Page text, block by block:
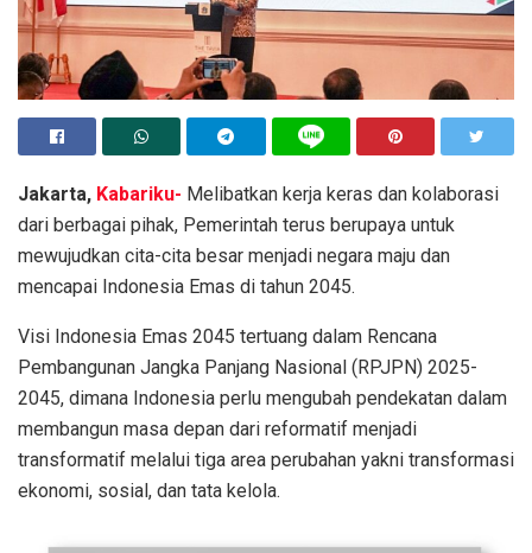
Jakarta, Kabariku- Melibatkan kerja keras dan kolaborasi
dari berbagai pihak, Pemerintah terus berupaya untuk
mewujudkan cita-cita besar menjadi negara maju dan
mencapai Indonesia Emas di tahun 2045.
Visi Indonesia Emas 2045 tertuang dalam Rencana
Pembangunan Jangka Panjang Nasional (RPJPN) 2025-
2045, dimana Indonesia perlu mengubah pendekatan dalam
membangun masa depan dari reformatif menjadi
transformatif melalui tiga area perubahan yakni transformasi
ekonomi, sosial, dan tata kelola.